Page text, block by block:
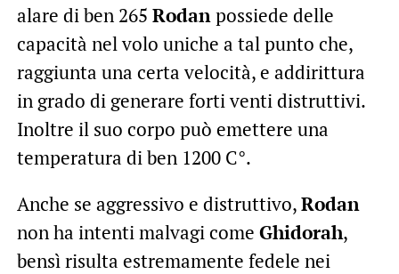
alare di ben 265 Rodanpossiede delle
capacità nel volo uniche a tal punto che,
raggiunta una certa velocità, e addirittura
in grado di generare forti venti distruttivi.
Inoltre il suo corpo può emettere una
temperatura di ben 1200 C°.
Anche se aggressivo e distruttivo,Rodan
non ha intenti malvagi come Ghidorah,
bensì risulta estremamente fedele nei